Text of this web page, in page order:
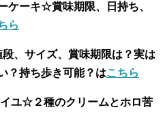
ケーキ☆賞味期限、日持ち、
ら
、サイズ、賞味期限は？実は
？持ち歩き可能？はこちら
イユ☆ ２種のクリームとホロ苦